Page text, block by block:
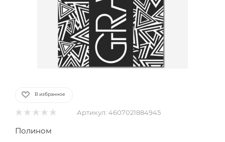
В избранное
Артикул: 4607021884945
Полином